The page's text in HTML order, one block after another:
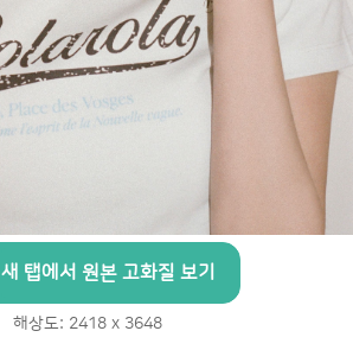
새 탭에서 원본 고화질 보기
해상도: 2418 x 3648